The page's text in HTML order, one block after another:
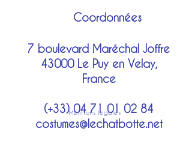
Mentions légales
Coordonnées
7 boulevard Maréchal Joffre
43000 Le Puy en Velay,
France
(+33)04 71 01 02 84
costumes@lechatbotte.net